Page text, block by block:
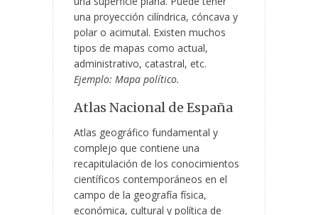
una proyección cilíndrica, cóncava y
polar o acimutal. Existen muchos
tipos de mapas como actual,
administrativo, catastral, etc.
Ejemplo: Mapa político.
Atlas Nacional de España
Atlas geográfico fundamental y
complejo que contiene una
recapitulación de los conocimientos
científicos contemporáneos en el
campo de la geografía física,
económica, cultural y política de